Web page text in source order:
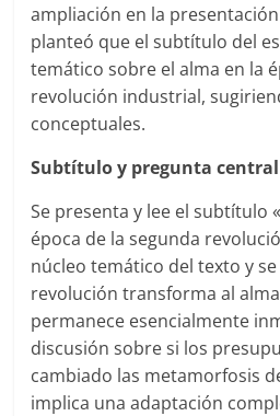
ampliación en la
planteó que el subtítulo del
temático sobre el alma en la
revolución industrial,
conceptuales.
Subtítulo y pregunta central
Se presenta y lee el subtítulo
época de la segunda
núcleo temático del texto y
revolución transforma al
permanece esencialmente
discusión sobre si los
cambiado las metamorfosis
implica una adaptación